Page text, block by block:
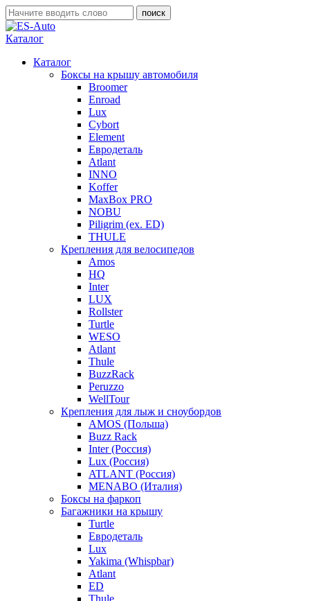
Каталог
Каталог
Боксы на крышу автомобиля
Broomer
Enroad
Lux
Cybort
Element
Евродеталь
Atlant
INNO
Koffer
MaxBox PRO
NOBU
Piligrim (ex. ED)
THULE
Крепления для велосипедов
Amos
HQ
Inter
LUX
Rollster
Turtle
WESO
Atlant
Thule
BuzzRack
Peruzzo
WellTour
Крепления для лыж и сноубордов
AMOS (Польша)
Buzz Rack
Inter (Россия)
Lux (Россия)
ATLANT (Россия)
MENABO (Италия)
Боксы на фаркоп
Багажники на крышу
Turtle
Евродеталь
Lux
Yakima (Whispbar)
Atlant
ED
Thule